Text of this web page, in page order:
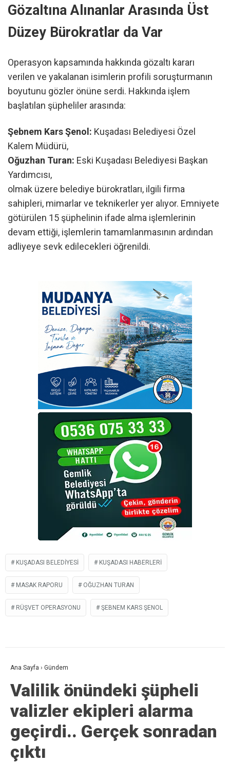
Gözaltına Alınanlar Arasında Üst
Düzey Bürokratlar da Var
Operasyon kapsamında hakkında gözaltı kararı
verilen ve yakalanan isimlerin profili soruşturmanın
boyutunu gözler önüne serdi. Hakkında işlem
başlatılan şüpheliler arasında:
Şebnem Kars Şenol: Kuşadası Belediyesi Özel
Kalem Müdürü,
Oğuzhan Turan: Eski Kuşadası Belediyesi Başkan
Yardımcısı,
olmak üzere belediye bürokratları, ilgili firma
sahipleri, mimarlar ve teknikerler yer alıyor. Emniyete
götürülen 15 şüphelinin ifade alma işlemlerinin
devam ettiği, işlemlerin tamamlanmasının ardından
adliyeye sevk edilecekleri öğrenildi.
KUŞADASI BELEDIYESI KUŞADASI HABERLERI
MASAK RAPORU OĞUZHAN TURAN
RÜŞVET OPERASYONU ŞEBNEM KARS ŞENOL
Ana Sayfa › Gündem
Valilik önündeki şüpheli
valizler ekipleri alarma
geçirdi.. Gerçek sonradan
çıktı